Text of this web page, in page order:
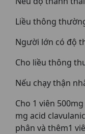
Liều thông
Người lớn có độ
Cho liều thông
Nếu chạy thận
Cho 1 viên
mg acid
phân và thêm1